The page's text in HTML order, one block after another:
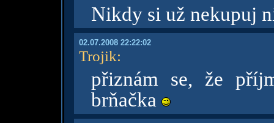
Nikdy si už nekupuj
02.07.2008 22:22:02
Trojik:
přiznám se, že
brňačka